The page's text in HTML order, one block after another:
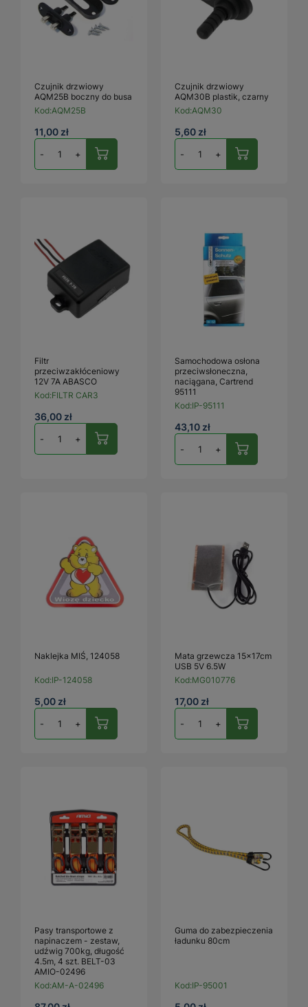
Czujnik drzwiowy
AQM25B boczny do busa
Kod:AQM25B
11,00 zł
- +
Czujnik drzwiowy
AQM30B plastik, czarny
Kod:AQM30
5,60 zł
- +
Filtr
przeciwzakłóceniowy
12V 7A ABASCO
Kod:FILTR CAR3
36,00 zł
- +
Samochodowa osłona
przeciwsłoneczna,
naciągana, Cartrend
95111
Kod:IP-95111
43,10 zł
- +
Naklejka MIŚ, 124058
Kod:IP-124058
5,00 zł
- +
Mata grzewcza 15x17cm
USB 5V 6.5W
Kod:MG010776
17,00 zł
- +
Pasy transportowe z
napinaczem - zestaw,
udźwig 700kg, długość
4.5m, 4 szt. BELT-03
AMIO-02496
Kod:AM-A-02496
Guma do zabezpieczenia
ładunku 80cm
Kod:IP-95001